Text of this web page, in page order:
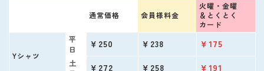
通常価格 会員様料金
火曜・金曜
＆ とくとく
カード
Yシャツ
平
日
￥250 ￥238 ￥175
土
￥272 ￥258 ￥191